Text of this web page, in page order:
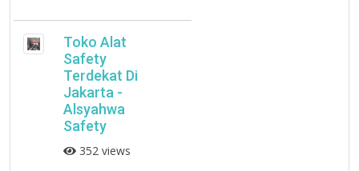
Toko Alat
Safety
Terdekat Di
Jakarta -
Alsyahwa
Safety
352 views